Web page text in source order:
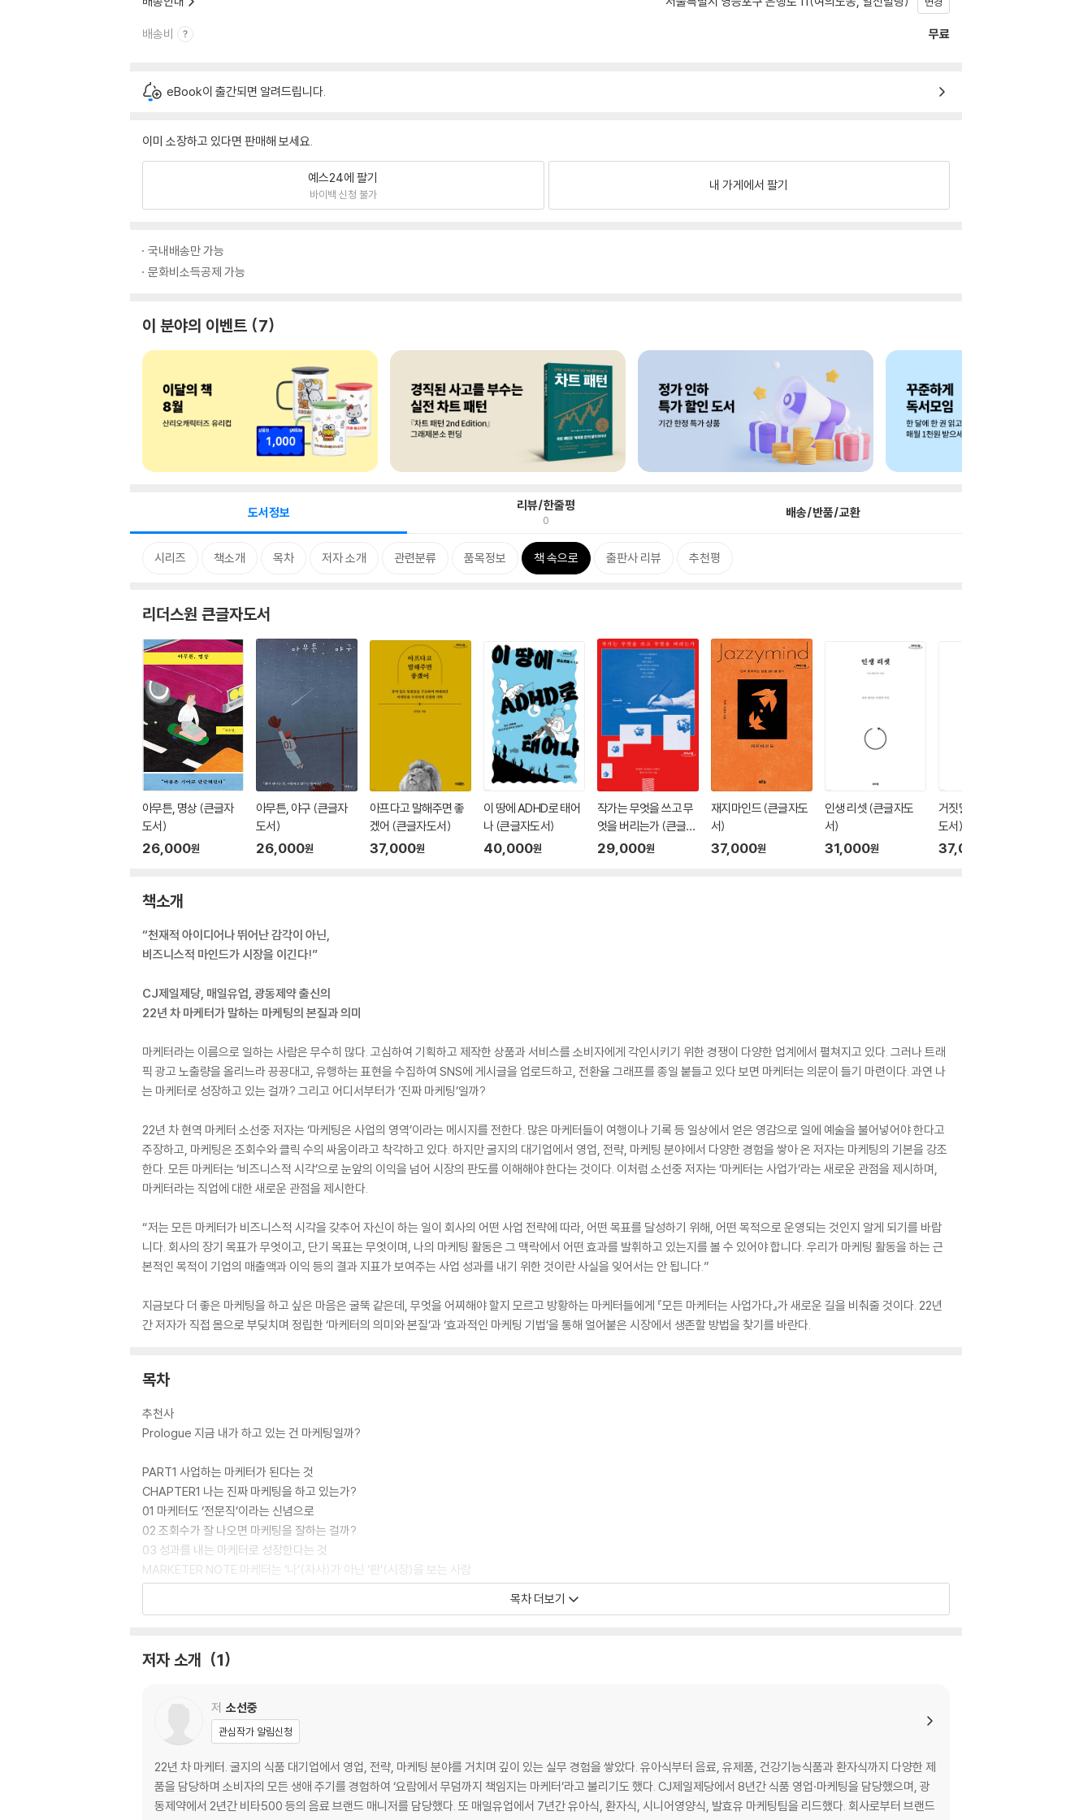
배송비 무료
eBook이 출간되면 알려드립니다.
이미 소장하고 있다면 판매해 보세요.
예스24에 팔기
바이백 신청 불가
내 가게에서 팔기
국내배송만 가능
문화비소득공제 가능
이 분야의 이벤트 7
도서정보 리뷰/한줄평
0 배송/반품/교환
시리즈 책소개 목차 저자 소개 관련분류 품목정보 책 속으로 출판사 리뷰 추천평
리더스원 큰글자도서
아무튼, 명상 (큰글자
도서)
26,000원
아무튼, 야구 (큰글자
도서)
26,000원
아프다고 말해주면 좋
겠어 (큰글자도서)
37,000원
이 땅에 ADHD로 태어
나 (큰글자도서)
40,000원
작가는 무엇을 쓰고 무
엇을 버리는가 (큰글자
도서)
29,000원
재지마인드 (큰글자도
서)
37,000원
인생 리셋 (큰글자도
서)
31,000원
거짓말 구분법 (큰글자
도서)
37,000
책소개
“천재적 아이디어나 뛰어난 감각이 아닌,
비즈니스적 마인드가 시장을 이긴다!”
CJ제일제당, 매일유업, 광동제약 출신의
22년 차 마케터가 말하는 마케팅의 본질과 의미
마케터라는 이름으로 일하는 사람은 무수히 많다. 고심하여 기획하고 제작한 상품과 서비스를 소비자에게 각인시키기 위한 경쟁이 다양한 업계에서 펼쳐지고 있다. 그러나 트래
픽 광고 노출량을 올리느라 끙끙대고, 유행하는 표현을 수집하여 SNS에 게시글을 업로드하고, 전환율 그래프를 종일 붙들고 있다 보면 마케터는 의문이 들기 마련이다. 과연 나
는 마케터로 성장하고 있는 걸까? 그리고 어디서부터가 ‘진짜 마케팅’일까?
22년 차 현역 마케터 소선중 저자는 ‘마케팅은 사업의 영역’이라는 메시지를 전한다. 많은 마케터들이 여행이나 기록 등 일상에서 얻은 영감으로 일에 예술을 불어넣어야 한다고
주장하고, 마케팅은 조회수와 클릭 수의 싸움이라고 착각하고 있다. 하지만 굴지의 대기업에서 영업, 전략, 마케팅 분야에서 다양한 경험을 쌓아 온 저자는 마케팅의 기본을 강조
한다. 모든 마케터는 ‘비즈니스적 시각’으로 눈앞의 이익을 넘어 시장의 판도를 이해해야 한다는 것이다. 이처럼 소선중 저자는 ‘마케터는 사업가’라는 새로운 관점을 제시하며,
마케터라는 직업에 대한 새로운 관점을 제시한다.
“저는 모든 마케터가 비즈니스적 시각을 갖추어 자신이 하는 일이 회사의 어떤 사업 전략에 따라, 어떤 목표를 달성하기 위해, 어떤 목적으로 운영되는 것인지 알게 되기를 바랍
니다. 회사의 장기 목표가 무엇이고, 단기 목표는 무엇이며, 나의 마케팅 활동은 그 맥락에서 어떤 효과를 발휘하고 있는지를 볼 수 있어야 합니다. 우리가 마케팅 활동을 하는 근
본적인 목적이 기업의 매출액과 이익 등의 결과 지표가 보여주는 사업 성과를 내기 위한 것이란 사실을 잊어서는 안 됩니다.”
지금보다 더 좋은 마케팅을 하고 싶은 마음은 굴뚝 같은데, 무엇을 어찌해야 할지 모르고 방황하는 마케터들에게 『모든 마케터는 사업가다』가 새로운 길을 비춰줄 것이다. 22년
간 저자가 직접 몸으로 부딪치며 정립한 ‘마케터의 의미와 본질’과 ‘효과적인 마케팅 기법’을 통해 얼어붙은 시장에서 생존할 방법을 찾기를 바란다.
목차
추천사
Prologue 지금 내가 하고 있는 건 마케팅일까?
PART1 사업하는 마케터가 된다는 것
CHAPTER1 나는 진짜 마케팅을 하고 있는가?
01 마케터도 ‘전문직’이라는 신념으로
02 조회수가 잘 나오면 마케팅을 잘하는 걸까?
03 성과를 내는 마케터로 성장한다는 것
MARKETER NOTE 마케터는 ‘나’(자사)가 아닌 ‘판’(시장)을 보는 사람
04 마케터로서 나의 그릇을 넓히려면
사업하는 마케터의 생존 도구 ① 컨셉
01 우리를 선택할 명분도 없이 물건을 판다고?
02 비즈니스 커뮤니케이션의 제1원칙은 ‘고객의 입장에서’
MARKETER NOTE 마케팅이 먼저냐, 브랜딩이 먼저냐
MARKETER NOTE 마케팅을 완성하는 ‘브랜드 매니저’
03 망하는 컨셉의 4가지 공식
04 생존하는 컨셉의 3가지 공식
목차 더보기
저자 소개 1
저 소선중
관심작가 알림신청
22년 차 마케터. 굴지의 식품 대기업에서 영업, 전략, 마케팅 분야를 거치며 깊이 있는 실무 경험을 쌓았다. 유아식부터 음료, 유제품, 건강기능식품과 환자식까지 다양한 제
품을 담당하며 소비자의 모든 생애 주기를 경험하여 ‘요람에서 무덤까지 책임지는 마케터’라고 불리기도 했다. CJ제일제당에서 8년간 식품 영업·마케팅을 담당했으며, 광
동제약에서 2년간 비타500 등의 음료 브랜드 매니저를 담당했다. 또 매일유업에서 7년간 유아식, 환자식, 시니어영양식, 발효유 마케팅팀을 리드했다. 회사로부터 브랜드